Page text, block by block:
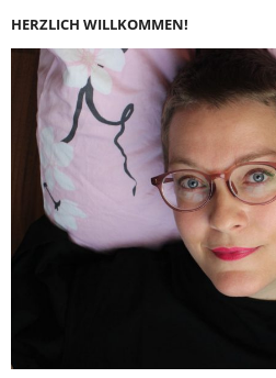
HERZLICH WILLKOMMEN!